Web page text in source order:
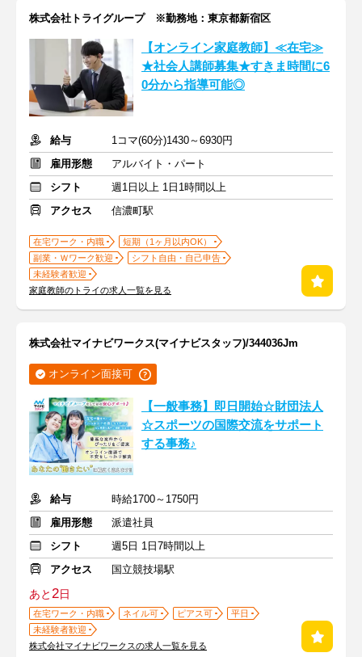
株式会社トライグループ ※勤務地：東京都新宿区
【オンライン家庭教師】≪在宅≫
★社会人講師募集★すきま時間に6
0分から指導可能◎
給与
1コマ(60分)1430～6930円
雇用形態
アルバイト・パート
シフト
週1日以上 1日1時間以上
アクセス
信濃町駅
在宅ワーク・内職
短期（1ヶ月以内OK）
副業・Ｗワーク歓迎
シフト自由・自己申告
未経験者歓迎
家庭教師のトライの求人一覧を見る
株式会社マイナビワークス(マイナビスタッフ)/344036Jm
オンライン面接可
【一般事務】即日開始☆財団法人
☆スポーツの国際交流をサポート
する事務♪
給与
時給1700～1750円
雇用形態
派遣社員
シフト
週5日 1日7時間以上
アクセス
国立競技場駅
あと2日
在宅ワーク・内職 ネイル可 ピアス可
平日
未経験者歓迎
株式会社マイナビワークスの求人一覧を見る